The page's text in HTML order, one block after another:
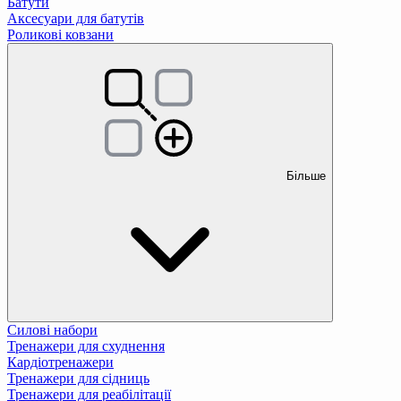
Аксесуари для батутів
Роликові ковзани
Більше
Силові набори
Тренажери для схуднення
Кардіотренажери
Тренажери для сідниць
Тренажери для реабілітації